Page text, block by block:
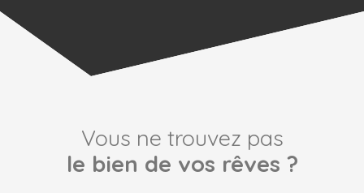
Vous ne trouvez pas
le bien de vos rêves ?